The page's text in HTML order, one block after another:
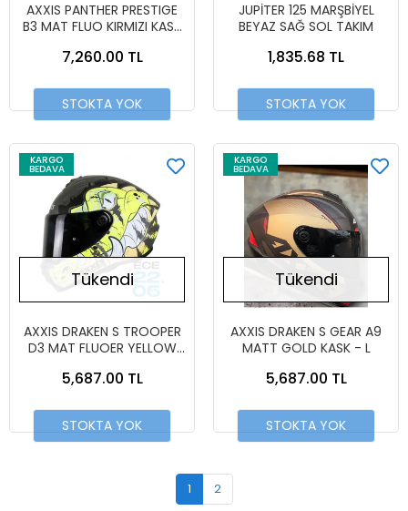
AXXIS PANTHER PRESTIGE
B3 MAT FLUO KIRMIZI KASK
7,260.00 TL
STOKTA YOK
JUPİTER 125 MARŞBİYEL
BEYAZ SAĞ SOL TAKIM
1,835.68 TL
STOKTA YOK
KARGO
BEDAVA
Tükendi
AXXIS DRAKEN S TROOPER
D3 MAT FLUOER YELLOW
5,687.00 TL
STOKTA YOK
KARGO
BEDAVA
Tükendi
AXXIS DRAKEN S GEAR A9
MATT GOLD KASK - L
5,687.00 TL
STOKTA YOK
1 2